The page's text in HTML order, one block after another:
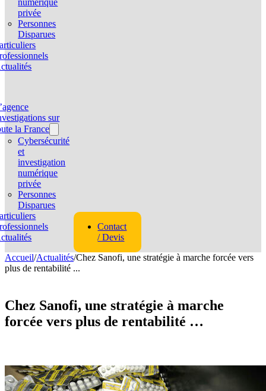
numérique
privée
Personnes
Disparues
sur
la France
Cybersécurité
et
investigation
numérique
privée
Personnes
Disparues
Contact
/ Devis
Accueil/Actualités/Chez Sanofi, une stratégie à marche forcée vers
plus de rentabilité ...
Chez Sanofi, une stratégie à marche
forcée vers plus de rentabilité …